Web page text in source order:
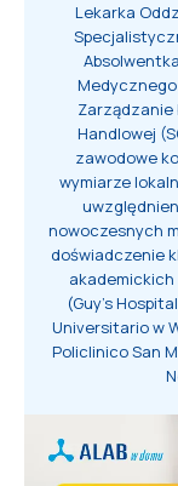
Lekarka
Zarządzanie
Handlowej
zawodowe
wymiarze
nowoczesnych
doświadczenie
(Guy’s
Universitario w
Policlinico San